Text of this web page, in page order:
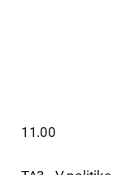
11.00